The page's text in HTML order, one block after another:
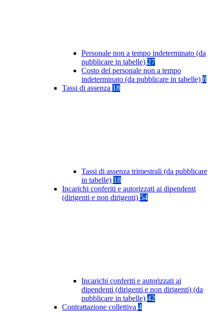
Personale non a tempo indeterminato (da
pubblicare in tabelle) 27
Costo del personale non a tempo
indeterminato (da pubblicare in tabelle) 8
Tassi di assenza 18
Tassi di assenza trimestrali (da pubblicare
in tabelle) 18
Incarichi conferiti e autorizzati ai dipendenti
(dirigenti e non dirigenti) 54
Incarichi conferiti e autorizzati ai
dipendenti (dirigenti e non dirigenti) (da
pubblicare in tabelle) 42
Contrattazione collettiva 4